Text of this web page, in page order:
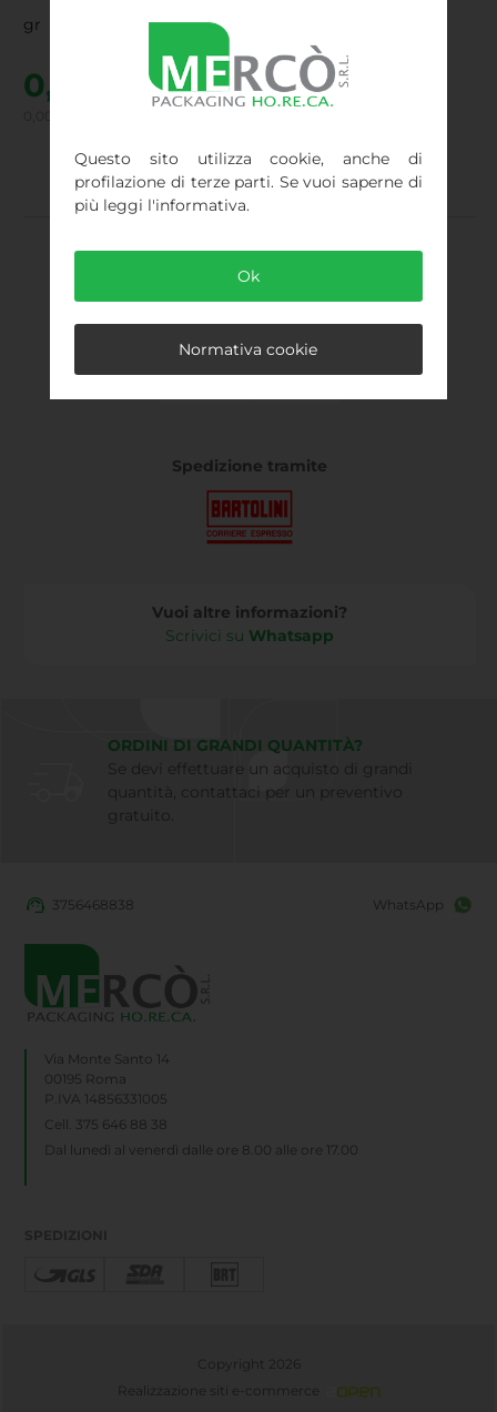
Questo sito utilizza cookie, anche di
profilazione di terze parti. Se vuoi saperne di
più leggi l'informativa.
Ok
Normativa cookie
gr
0,00
CONSEGNA IN 48/72H
Puoi pagare il tuo ordine tramite
Spedizione tramite
Vuoi altre informazioni?
Scrivici su Whatsapp
ORDINI DI GRANDI QUANTITÀ?
Se devi effettuare un acquisto di grandi
quantità, contattaci per un preventivo
gratuito.
3756468838 WhatsApp
Via Monte Santo 14
00195 Roma
P.IVA 14856331005
Cell. 375 646 88 38
Dal lunedì al venerdì dalle ore 8.00 alle ore 17.00
Copyright 2026
Realizzazione siti e-commerce